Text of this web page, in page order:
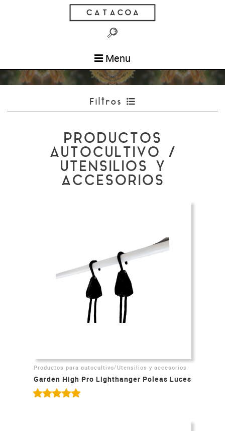
Menu
Filtros
PRODUCTOS
AUTOCULTIVO /
UTENSILIOS Y
ACCESORIOS
Productos para autocultivo/Utensilios y accesorios
Garden High Pro Lighthanger Poleas Luces